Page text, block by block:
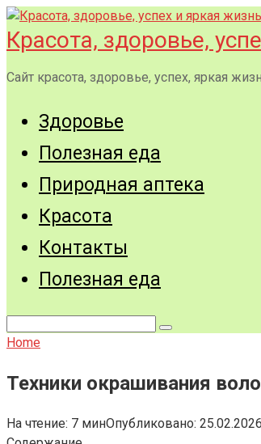
Перейти
к
контенту
Красота, здоровье,
Сайт красота, здоровье, успех, яркая
Здоровье
Полезная еда
Природная аптека
Красота
Контакты
Полезная еда
Home
Техники окрашивания
На чтение: 7 минОпубликовано: 25.02.2026